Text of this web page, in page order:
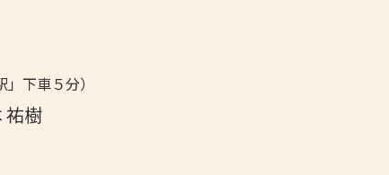
下車５分）
祐樹